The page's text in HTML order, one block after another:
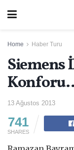
Home Haber Turu
Siemens
13 Ağustos 2013
741
SHARES